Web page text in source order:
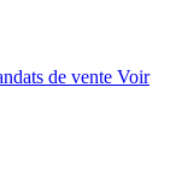
de vente Voir